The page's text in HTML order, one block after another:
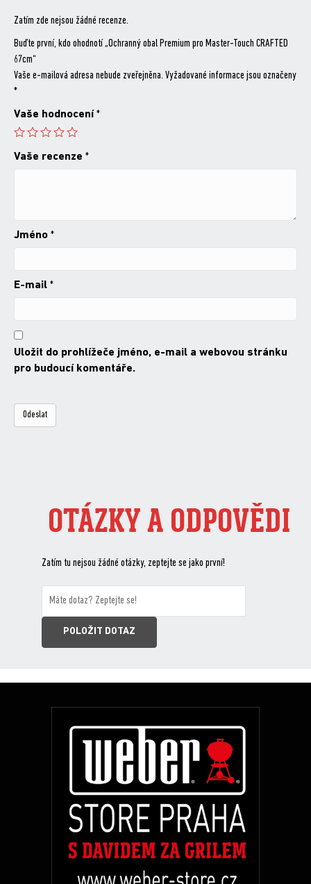
Zatím zde nejsou žádné recenze.
Buďte první, kdo ohodnotí „Ochranný obal Premium pro Master-Touch CRAFTED
67cm“
Vaše e-mailová adresa nebude zveřejněna. Vyžadované informace jsou označeny
*
Vaše hodnocení *
Vaše recenze *
Jméno *
E-mail *
Uložit do prohlížeče jméno, e-mail a webovou stránku
pro budoucí komentáře.
OTÁZKY A ODPOVĚDI
Zatím tu nejsou žádné otázky, zeptejte se jako první!